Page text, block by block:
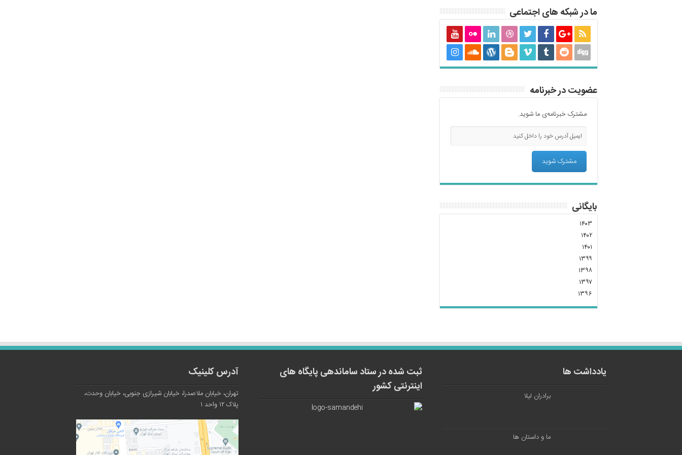
ما در شبکه های اجتماعی
عضویت در خبرنامه
مشترک خبرنامه‌ی ما شوید.
بایگانی
۱۴۰۳
۱۴۰۲
۱۴۰۱
۱۳۹۹
۱۳۹۸
۱۳۹۷
۱۳۹۶
یادداشت ها
برادران لیلا
ما و داستان ها
ثبت شده در ستاد ساماندهی پایگاه های
اینترنتی کشور
آدرس کلینیک
تهران، خیابان ملاصدرا، خیابان شیرازی جنوبی، خیابان وحدت،
پلاک ۱۲ واحد ۱